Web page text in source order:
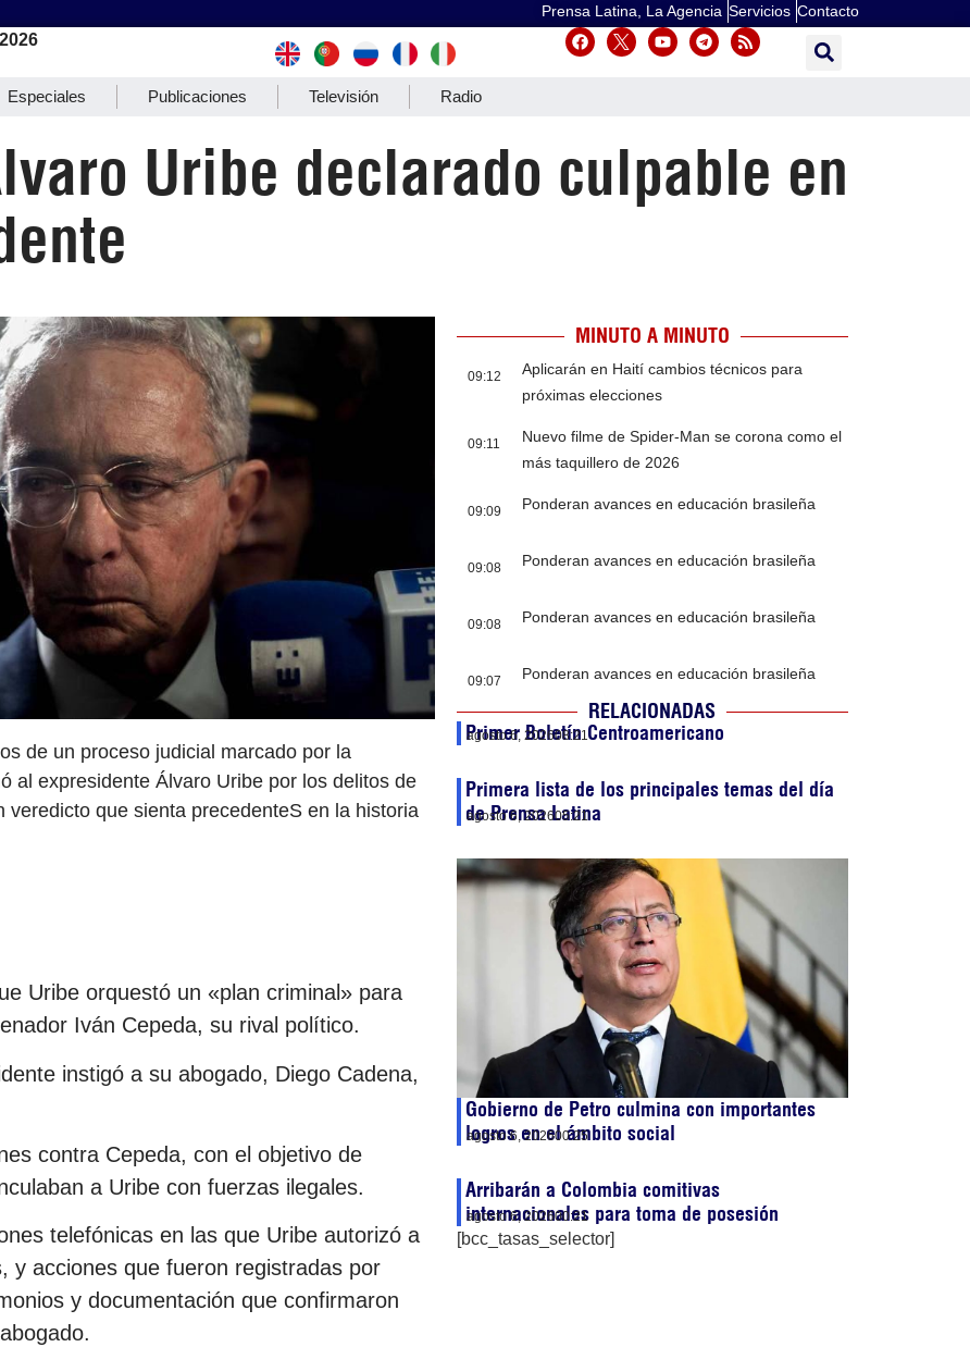
Prensa Latina, La Agencia Servicios Contacto
Especiales Publicaciones Televisión Radio
Uribe declarado culpable en
de un proceso judicial marcado por la
al expresidente Álvaro Uribe por los delitos de
que sienta precedenteS en la historia
Uribe orquestó un «plan criminal» para
Iván Cepeda, su rival político.
instigó a su abogado, Diego Cadena,
contra Cepeda, con el objetivo de
a Uribe con fuerzas ilegales.
telefónicas en las que Uribe autorizó a
y acciones que fueron registradas por
y documentación que confirmaron
MINUTO A MINUTO
09:12
Aplicarán en Haití cambios técnicos para
próximas elecciones
09:11
Nuevo filme de Spider-Man se corona como el
más taquillero de 2026
09:09 Ponderan avances en educación brasileña
09:08 Ponderan avances en educación brasileña
09:08 Ponderan avances en educación brasileña
09:07 Ponderan avances en educación brasileña
RELACIONADAS
Primer Boletín Centroamericano
agosto 6, 202608:21
Primera lista de los principales temas del día
de Prensa Latina
agosto 6, 202605:21
Gobierno de Petro culmina con importantes
logros en el ámbito social
agosto 6, 202600:25
Arribarán a Colombia comitivas
internacionales para toma de posesión
agosto 6, 202600:21
[bcc_tasas_selector]